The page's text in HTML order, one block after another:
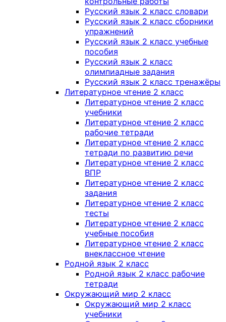
Русский язык 2 класс словари
Русский язык 2 класс сборники
упражнений
Русский язык 2 класс учебные
пособия
Русский язык 2 класс
олимпиадные задания
Русский язык 2 класс тренажёры
Литературное чтение 2 класс
Литературное чтение 2 класс
учебники
Литературное чтение 2 класс
рабочие тетради
Литературное чтение 2 класс
тетради по развитию речи
Литературное чтение 2 класс
ВПР
Литературное чтение 2 класс
задания
Литературное чтение 2 класс
тесты
Литературное чтение 2 класс
учебные пособия
Литературное чтение 2 класс
внеклассное чтение
Родной язык 2 класс
Родной язык 2 класс рабочие
тетради
Окружающий мир 2 класс
Окружающий мир 2 класс
учебники